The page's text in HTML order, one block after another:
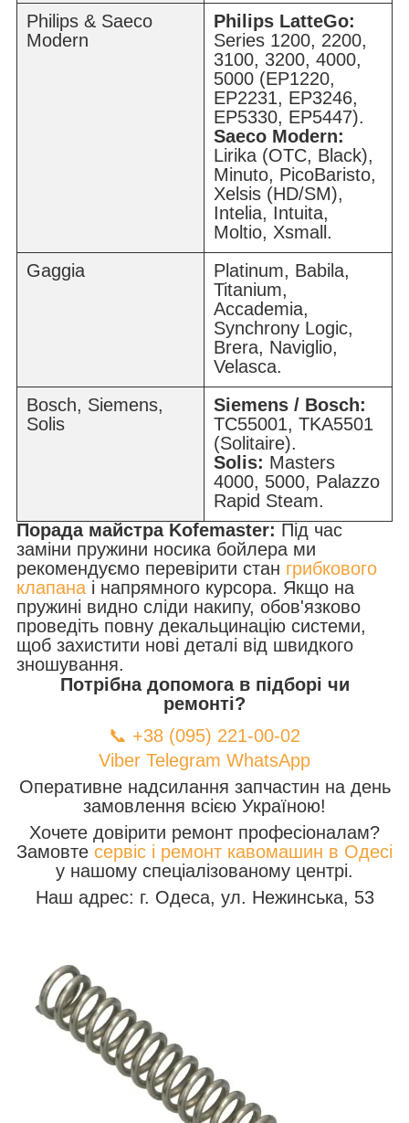
Philips & Saeco
Modern
Philips LatteGo:
Series 1200, 2200,
3100, 3200, 4000,
5000 (EP1220,
EP2231, EP3246,
EP5330, EP5447).
Saeco Modern:
Lirika (OTC, Black),
Minuto, PicoBaristo,
Xelsis (HD/SM),
Intelia, Intuita,
Moltio, Xsmall.
Gaggia
Platinum, Babila,
Titanium,
Accademia,
Synchrony Logic,
Brera, Naviglio,
Velasca.
Bosch, Siemens,
Solis
Siemens / Bosch:
TC55001, TKA5501
(Solitaire).
Solis: Masters
4000, 5000, Palazzo
Rapid Steam.
Порада майстра Kofemaster: Під час
заміни пружини носика бойлера ми
рекомендуємо перевірити стан грибкового
клапана і напрямного курсора. Якщо на
пружині видно сліди накипу, обов'язково
проведіть повну декальцинацію системи,
щоб захистити нові деталі від швидкого
зношування.
Потрібна допомога в підборі чи
ремонті?
📞 +38 (095) 221-00-02
Viber Telegram WhatsApp
Оперативне надсилання запчастин на день
замовлення всією Україною!
Хочете довірити ремонт професіоналам?
Замовте сервіс і ремонт кавомашин в Одесі
у нашому спеціалізованому центрі.
Наш адрес: г. Одеса, ул. Нежинська, 53